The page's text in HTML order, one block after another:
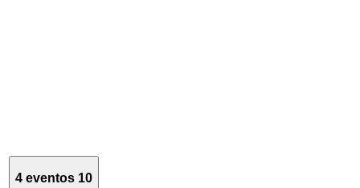
4 eventos 10